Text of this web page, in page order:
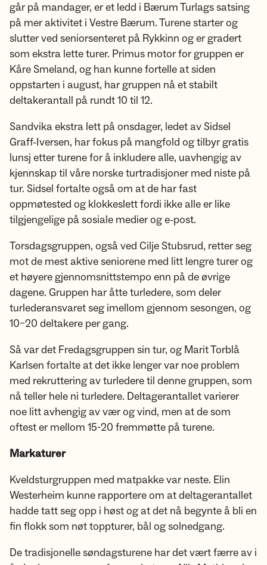
går på mandager, er et ledd i Bærum Turlags satsing
på mer aktivitet i Vestre Bærum. Turene starter og
slutter ved seniorsenteret på Rykkinn og er gradert
som ekstra lette turer. Primus motor for gruppen er
Kåre Smeland, og han kunne fortelle at siden
oppstarten i august, har gruppen nå et stabilt
deltakerantall på rundt 10 til 12.
Sandvika ekstra lett på onsdager, ledet av Sidsel
Graff-Iversen, har fokus på mangfold og tilbyr gratis
lunsj etter turene for å inkludere alle, uavhengig av
kjennskap til våre norske turtradisjoner med niste på
tur. Sidsel fortalte også om at de har fast
oppmøtested og klokkeslett fordi ikke alle er like
tilgjengelige på sosiale medier og e-post.
Torsdagsgruppen, også ved Cilje Stubsrud, retter seg
mot de mest aktive seniorene med litt lengre turer og
et høyere gjennomsnittstempo enn på de øvrige
dagene. Gruppen har åtte turledere, som deler
turlederansvaret seg imellom gjennom sesongen, og
10–20 deltakere per gang.
Så var det Fredagsgruppen sin tur, og Marit Torblå
Karlsen fortalte at det ikke lenger var noe problem
med rekruttering av turledere til denne gruppen, som
nå teller hele ni turledere. Deltagerantallet varierer
noe litt avhengig av vær og vind, men at de som
oftest er mellom 15-20 fremmøtte på turene.
Markaturer
Kveldsturgruppen med matpakke var neste. Elin
Westerheim kunne rapportere om at deltagerantallet
hadde tatt seg opp i høst og at det nå begynte å bli en
fin flokk som nøt toppturer, bål og solnedgang.
De tradisjonelle søndagsturene har det vært færre av i